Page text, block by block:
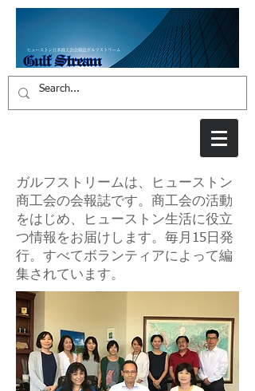
ガルフストリームは、ヒューストン
商工会の会報誌です。商工会の活動
をはじめ、ヒューストン生活に役立
つ情報をお届けします。毎月15日発
行。すべてボランティアによって編
集されています。